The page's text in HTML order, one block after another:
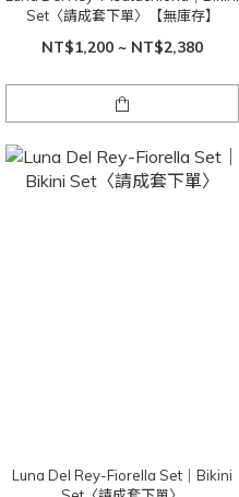
Set〈請成套下單〉【無庫存】
NT$1,200 ~ NT$2,380
Luna Del Rey-Fiorella Set｜Bikini